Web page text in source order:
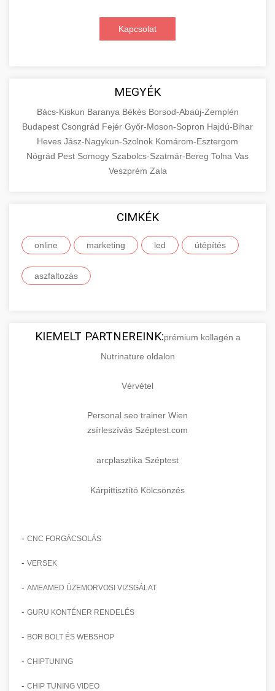
Kapcsolat
MEGYÉK
Bács-Kiskun Baranya Békés Borsod-Abaúj-Zemplén
Budapest Csongrád Fejér Győr-Moson-Sopron Hajdú-Bihar
Heves Jász-Nagykun-Szolnok Komárom-Esztergom
Nógrád Pest Somogy Szabolcs-Szatmár-Bereg Tolna Vas
Veszprém Zala
CIMKÉK
online marketing led útépítés
aszfaltozás
KIEMELT PARTNEREINK:prémium kollagén a
Nutrinature oldalon
Vérvétel
Personal seo trainer Wien
zsírleszívás Széptest.com
arcplasztika Széptest
Kárpittisztító Kölcsönzés
- CNC FORGÁCSOLÁS
- VERSEK
- AMEAMED ÜZEMORVOSI VIZSGÁLAT
- GURU KONTÉNER RENDELÉS
- BOR BOLT ÉS WEBSHOP
- CHIPTUNING
- CHIP TUNING VIDEO